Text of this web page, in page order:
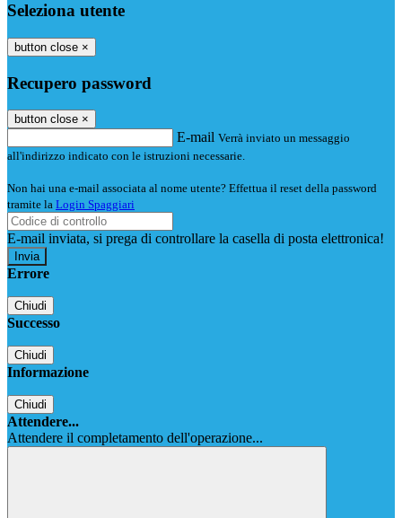
Seleziona utente
button close ×
Recupero password
button close ×
E-mail Verrà inviato un messaggio
all'indirizzo indicato con le istruzioni necessarie.
Non hai una e-mail associata al nome utente? Effettua il reset della password
tramite la Login Spaggiari
E-mail inviata, si prega di controllare la casella di posta elettronica!
Errore
Chiudi
Successo
Chiudi
Informazione
Chiudi
Attendere...
Attendere il completamento dell'operazione...